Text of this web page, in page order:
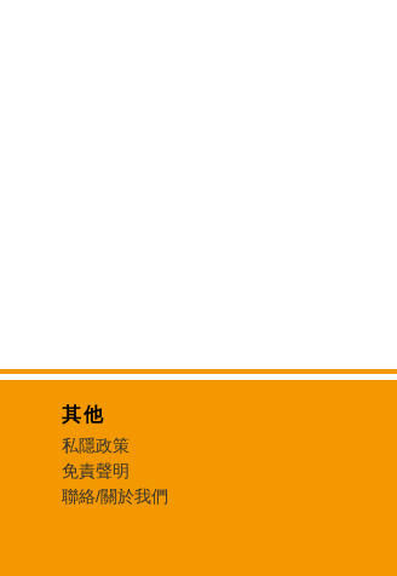
其他
私隱政策
免責聲明
聯絡/關於我們